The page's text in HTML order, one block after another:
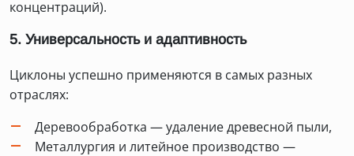
концентраций).
5. Универсальность и адаптивность
Циклоны успешно применяются в самых разных
отраслях:
Деревообработка — удаление древесной пыли,
Металлургия и литейное производство —